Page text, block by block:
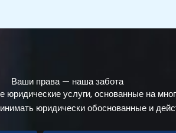
Ваши права — наша забота
услуги, основанные на
юридически обоснованные и